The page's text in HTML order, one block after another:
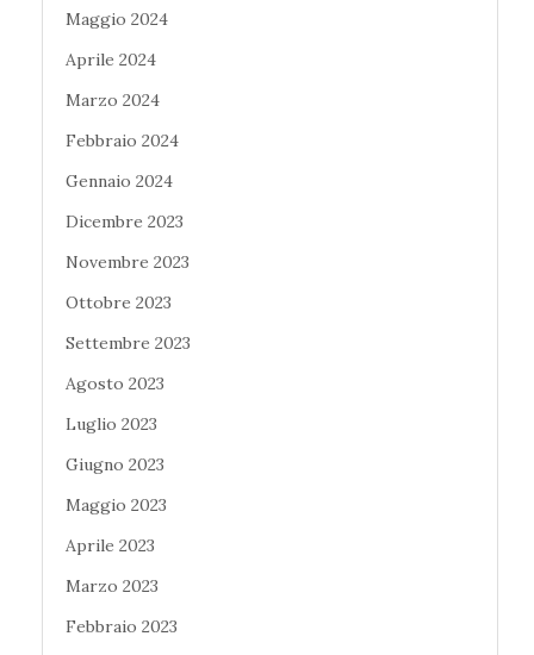
Maggio 2024
Aprile 2024
Marzo 2024
Febbraio 2024
Gennaio 2024
Dicembre 2023
Novembre 2023
Ottobre 2023
Settembre 2023
Agosto 2023
Luglio 2023
Giugno 2023
Maggio 2023
Aprile 2023
Marzo 2023
Febbraio 2023